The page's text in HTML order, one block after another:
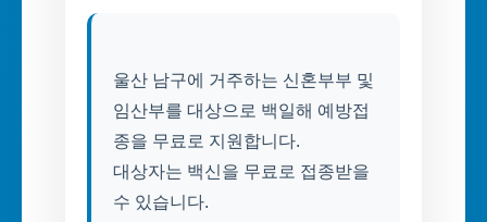
울산 남구에 거주하는 신혼부부 및
임산부를 대상으로 백일해 예방접
종을 무료로 지원합니다.
대상자는 백신을 무료로 접종받을
수 있습니다.